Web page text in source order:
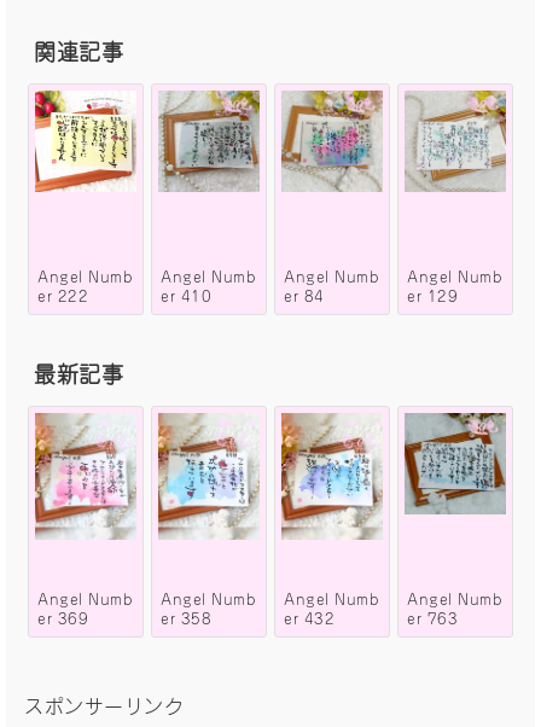
関連記事
Angel Numb
er 222
Angel Numb
er 410
Angel Numb
er 84
Angel Numb
er 129
最新記事
Angel Numb
er 369
Angel Numb
er 358
Angel Numb
er 432
Angel Numb
er 763
スポンサーリンク